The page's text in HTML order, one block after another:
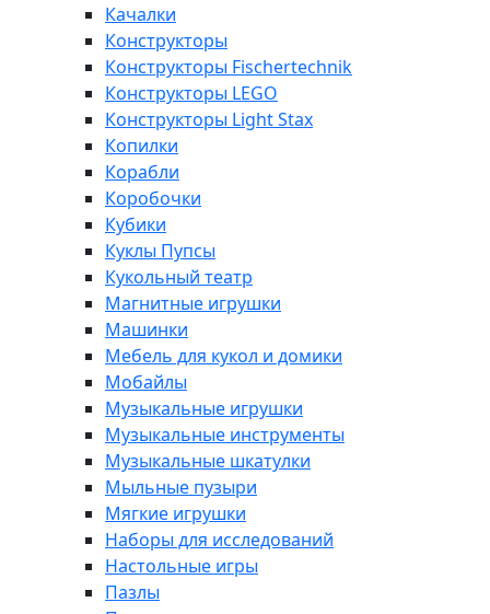
Качалки
Конструкторы
Конструкторы Fisсhertechnik
Конструкторы LEGO
Конструкторы Light Stax
Копилки
Корабли
Коробочки
Кубики
Куклы Пупсы
Кукольный театр
Магнитные игрушки
Машинки
Мебель для кукол и домики
Мобайлы
Музыкальные игрушки
Музыкальные инструменты
Музыкальные шкатулки
Мыльные пузыри
Мягкие игрушки
Наборы для исследований
Настольные игры
Пазлы